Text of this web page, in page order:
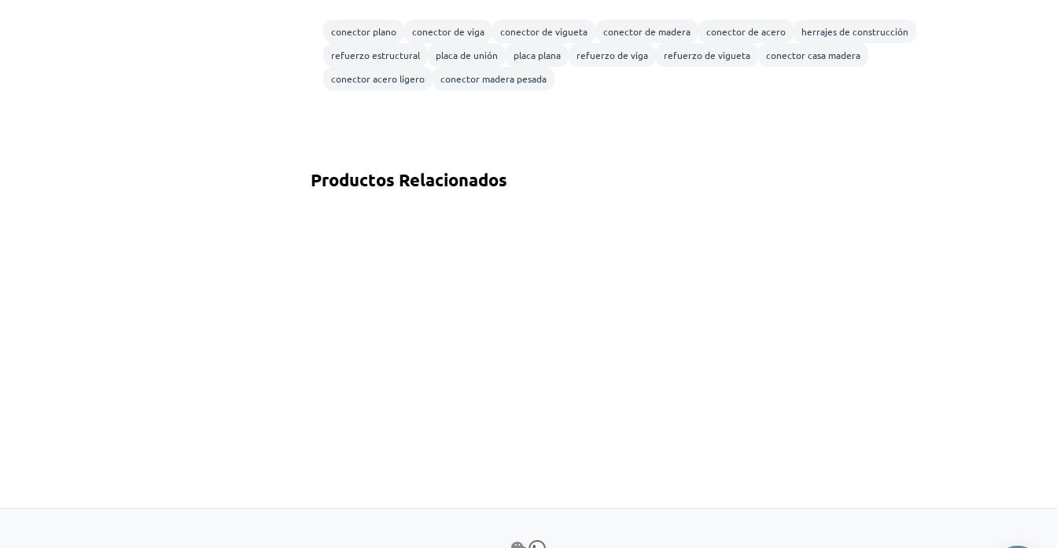
conector plano conector de viga conector de vigueta conector de madera conector de acero
herrajes de construcción
refuerzo estructural
placa de unión placa plana refuerzo de viga refuerzo de vigueta
conector casa madera
conector acero ligero
conector madera pesada
Productos Relacionados